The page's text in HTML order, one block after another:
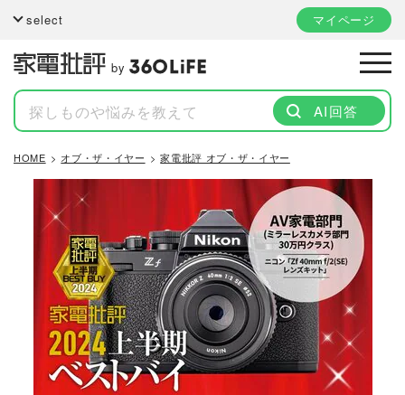
select マイページ
by
AI回答
HOME オブ・ザ・イヤー 家電批評 オブ・ザ・イヤー